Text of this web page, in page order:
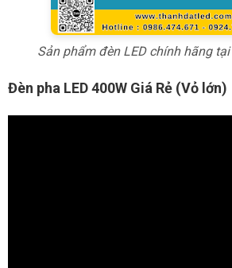
Sản phẩm đèn LED chính hãng tại
Đèn pha LED 400W Giá Rẻ (Vỏ lớn)